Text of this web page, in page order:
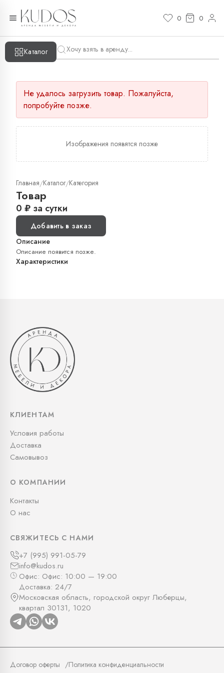
0 0
Каталог
Не удалось загрузить товар. Пожалуйста,
попробуйте позже.
Изображения появятся позже
Главная/Каталог/Категория
Товар
0 ₽ за сутки
Добавить в заказ
Описание
Описание появится позже.
Характеристики
КЛИЕНТАМ
Условия работы
Доставка
Самовывоз
О КОМПАНИИ
Контакты
О нас
СВЯЖИТЕСЬ С НАМИ
+7 (995) 991-05-79
info@kudos.ru
Офис: Офис: 10:00 — 19:00
Доставка: 24/7
Московская область, городской округ Люберцы,
квартал 30131, 1020
Договор оферты Политика конфиденциальности